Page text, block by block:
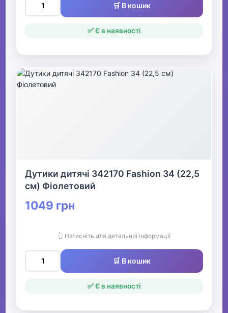
🛒 В кошик
✅ Є в наявності
Дутики дитячі 342170 Fashion 34 (22,5
см) Фіолетовий
1049 грн
👆 Натисніть для детальної інформації
🛒 В кошик
✅ Є в наявності